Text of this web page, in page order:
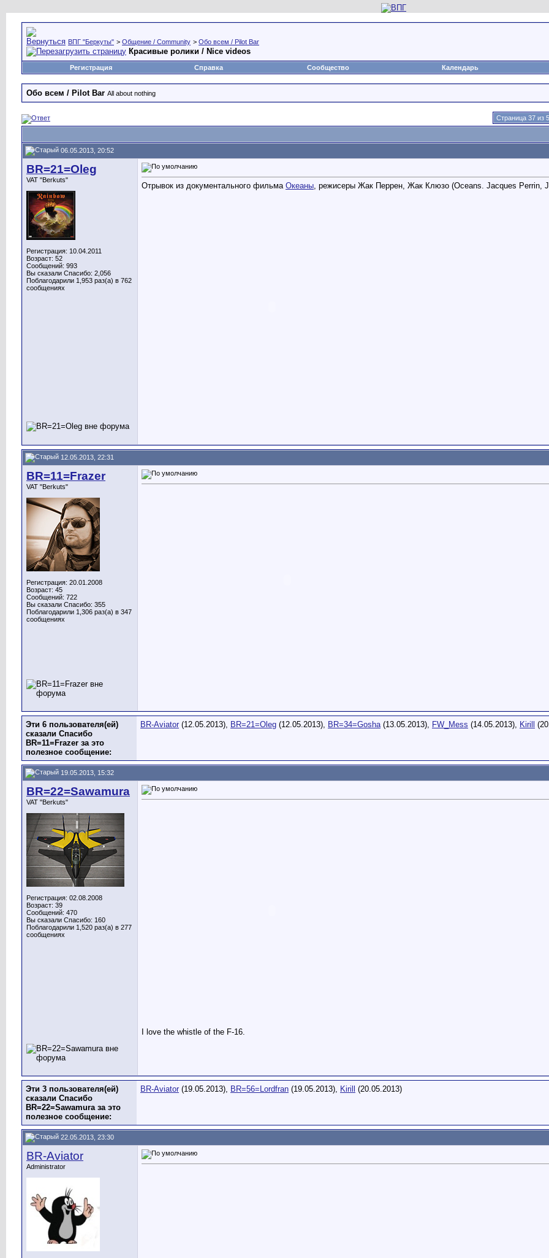
ВПГ "Беркуты" > Общение / Community > Обо всем / Pilot Bar
Красивые ролики / Nice videos
Регистрация Справка Сообщество Календарь
Обо всем / Pilot Bar All about nothing
Страница 37 из
06.05.2013, 20:52
BR=21=Oleg
VAT "Berkuts"
Регистрация: 10.04.2011
Возраст: 52
Сообщений: 993
Вы сказали Спасибо: 2,056
Поблагодарили 1,953 раз(а) в 762
сообщениях
Отрывок из документального фильма Океаны, режисеры Жак Перрен, Жак Клюзо (Oceans. Jacques Perrin,
12.05.2013, 22:31
BR=11=Frazer
VAT "Berkuts"
Регистрация: 20.01.2008
Возраст: 45
Сообщений: 722
Вы сказали Спасибо: 355
Поблагодарили 1,306 раз(а) в 347
сообщениях
Эти 6 пользователя(ей)
сказали Спасибо
BR=11=Frazer за это
полезное сообщение:
BR-Aviator (12.05.2013), BR=21=Oleg (12.05.2013), BR=34=Gosha(13.05.2013), FW_Mess (14.05.2013), Kirill
19.05.2013, 15:32
BR=22=Sawamura
VAT "Berkuts"
Регистрация: 02.08.2008
Возраст: 39
Сообщений: 470
Вы сказали Спасибо: 160
Поблагодарили 1,520 раз(а) в 277
сообщениях
I love the whistle of the F-16.
Эти 3 пользователя(ей)
сказали Спасибо
BR=22=Sawamura за это
полезное сообщение:
BR-Aviator (19.05.2013), BR=56=Lordfran (19.05.2013), Kirill (20.05.2013)
22.05.2013, 23:30
BR-Aviator
Administrator